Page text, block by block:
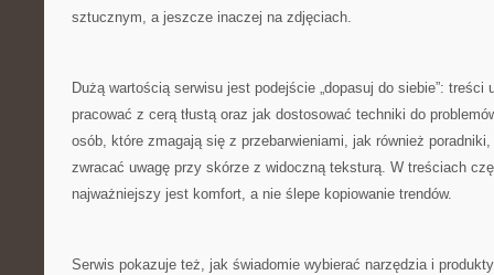
sztucznym, a jeszcze inaczej na zdjęciach.
Dużą wartością serwisu jest podejście „dopasuj do siebie”:
pracować z cerą tłustą oraz jak dostosować techniki do
osób, które zmagają się z przebarwieniami, jak również
zwracać uwagę przy skórze z widoczną teksturą. W treściach
najważniejszy jest komfort, a nie ślepe kopiowanie trendów.
Serwis pokazuje też, jak świadomie wybierać narzędzia i